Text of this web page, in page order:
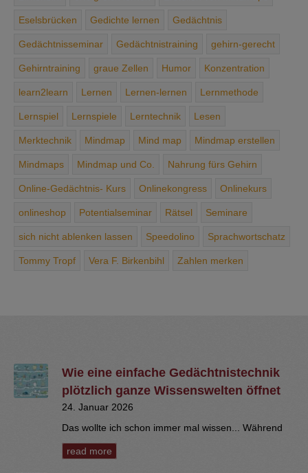
Eselsbrücken Gedichte ­lernen Gedächtnis
Gedächtnisseminar Gedächtnis­training gehirn-gerecht
Gehirntraining graue Zellen Humor Konzentration
learn2learn Lernen Lernen-lernen Lernmethode
Lernspiel Lernspiele Lerntechnik Lesen
Merktechnik Mindmap Mind map Mindmap erstellen
Mindmaps Mindmap und Co. Nahrung ­fürs ­Gehirn
Online-Gedächtnis- Kurs Onlinekongress Onlinekurs
onlineshop Potentialseminar Rätsel Seminare
sich ­nicht ­ablenken ­lassen Speedolino Sprachwortschatz
Tommy Tropf Vera F. Birkenbihl Zahlen merken
Wie eine einfache Gedächtnistechnik
plötzlich ganze Wissenswelten öffnet
24. Januar 2026
Das wollte ich schon immer mal wissen... Während
read more